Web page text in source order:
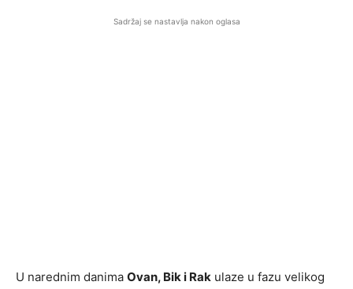
Sadržaj se nastavlja nakon oglasa
U narednim danima Ovan, Bik i Rak ulaze u fazu velikog